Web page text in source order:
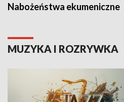
Nabożeństwa ekumeniczne
MUZYKA I ROZRYWKA